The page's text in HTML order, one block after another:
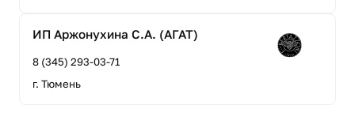
ИП Аржонухина С.А. (АГАТ)
8 (345) 293-03-71
г. Тюмень